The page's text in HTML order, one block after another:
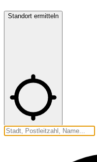
Standort ermitteln